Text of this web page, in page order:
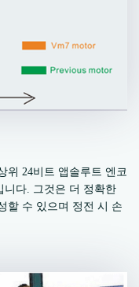
위 24비트 앱솔루트 엔코
니다. 그것은 더 정확한
할 수 있으며 정전 시 손